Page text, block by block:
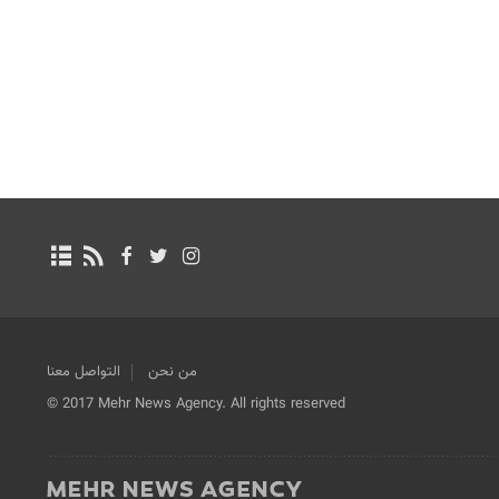
من نحن
التواصل معنا
© 2017 Mehr News Agency. All rights reserved